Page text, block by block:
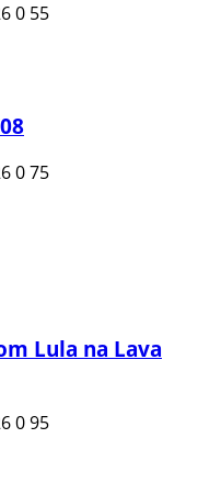
0 55
075
Lula na Lava
095